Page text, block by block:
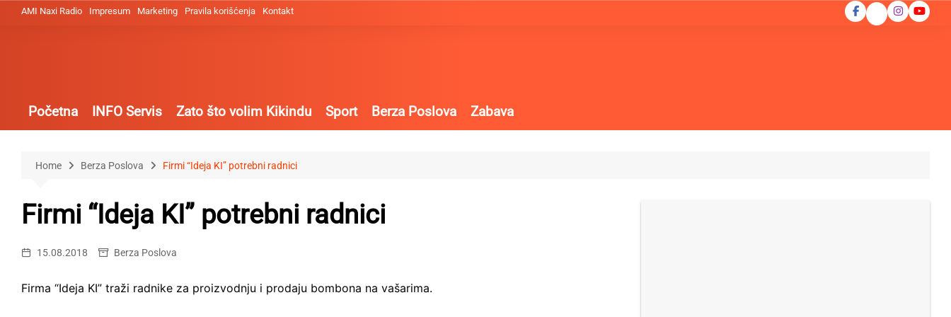
AMI Naxi Radio Impresum Marketing Pravila korišćenja Kontakt
Početna INFO Servis Zato što volim Kikindu Sport Berza Poslova Zabava
Home Berza Poslova Firmi “Ideja KI” potrebni radnici
Firmi “Ideja KI” potrebni radnici
15.08.2018 Berza Poslova
Firma “Ideja KI” traži radnike za proizvodnju i prodaju bombona na vašarima.